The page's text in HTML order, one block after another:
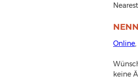
Online
keine